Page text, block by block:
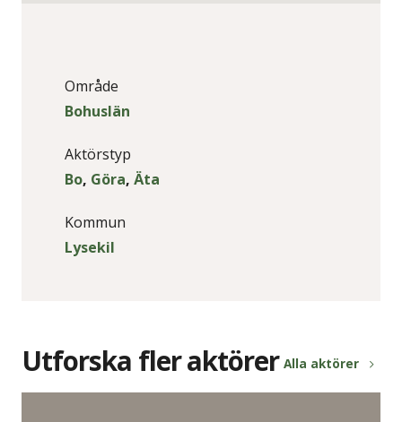
Område
Bohuslän
Aktörstyp
Bo, Göra, Äta
Kommun
Lysekil
Utforska fler aktörer Alla aktörer